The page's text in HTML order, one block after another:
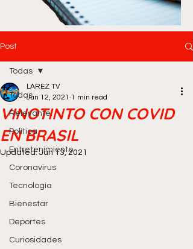
Post
Todas
Relevante
Política
Entretenimiento
Coronavirus
Tecnología
Bienestar
Deportes
Curiosidades
Todas
VINOTINTO CON COVID
EN BRASIL
LAREZ TV
Jun 12, 2021 1 min read
Updated:Jun 13, 2021